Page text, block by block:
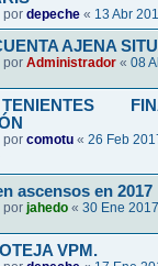
por depeche « 13 Abr
AJENA
por Administrador « 08
por comotu « 26 Feb
ascensos en 2017
por jahedo « 30 Ene
VPM.